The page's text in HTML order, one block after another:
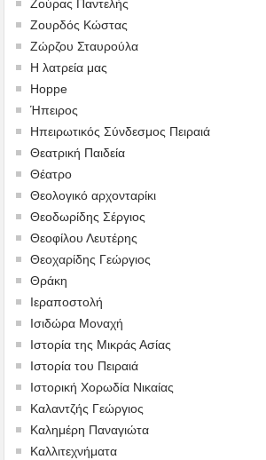
Ζούρας Παντελής
Ζουρδός Κώστας
Ζώρζου Σταυρούλα
Η λατρεία μας
Hoppe
Ήπειρος
Ηπειρωτικός Σύνδεσμος Πειραιά
Θεατρική Παιδεία
Θέατρο
Θεολογικό αρχονταρίκι
Θεοδωρίδης Σέργιος
Θεοφίλου Λευτέρης
Θεοχαρίδης Γεώργιος
Θράκη
Ιεραποστολή
Ισιδώρα Μοναχή
Ιστορία της Μικράς Ασίας
Ιστορία του Πειραιά
Ιστορική Χορωδία Νικαίας
Καλαντζής Γεώργιος
Καλημέρη Παναγιώτα
Καλλιτεχνήματα